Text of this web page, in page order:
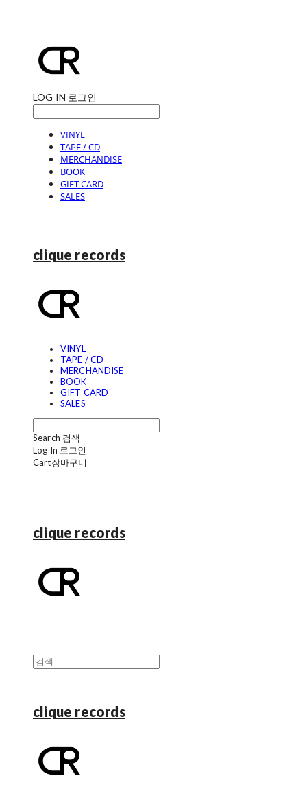
LOG IN 로그인
VINYL
TAPE / CD
MERCHANDISE
BOOK
GIFT CARD
SALES
clique records
VINYL
TAPE / CD
MERCHANDISE
BOOK
GIFT CARD
SALES
Search 검색
Log In 로그인
Cart장바구니
clique records
clique records